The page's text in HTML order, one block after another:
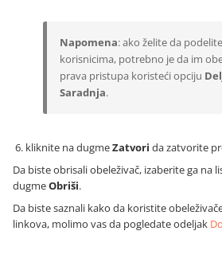
Napomena: ako želite da
korisnicima, potrebno je da im
prava pristupa koristeći opciju
Saradnja.
kliknite na dugmeZatvori da zatvorite
Da biste obrisali obeleživač, izaberite ga na
dugmeObriši.
Da biste saznali kako da koristite
linkova, molimo vas da pogledate odeljak